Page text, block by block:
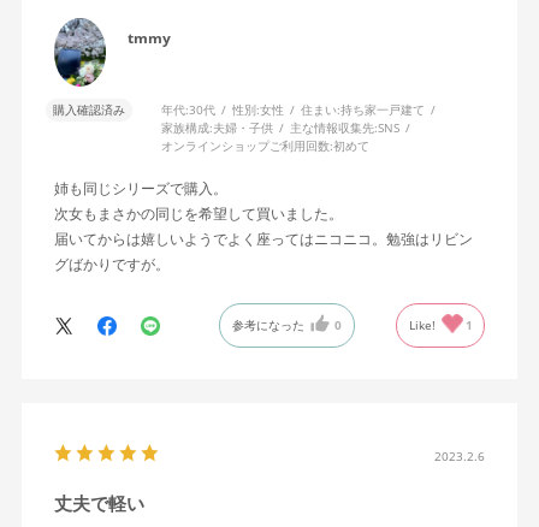
tmmy
購入確認済み 年代:30代 性別:女性 住まい:持ち家一戸建て
家族構成:夫婦・子供 主な情報収集先:SNS
オンラインショップご利用回数:初めて
姉も同じシリーズで購入。
次女もまさかの同じを希望して買いました。
届いてからは嬉しいようでよく座ってはニコニコ。勉強はリビン
グばかりですが。
参考になった 0 Like! 1
2023.2.6
丈夫で軽い